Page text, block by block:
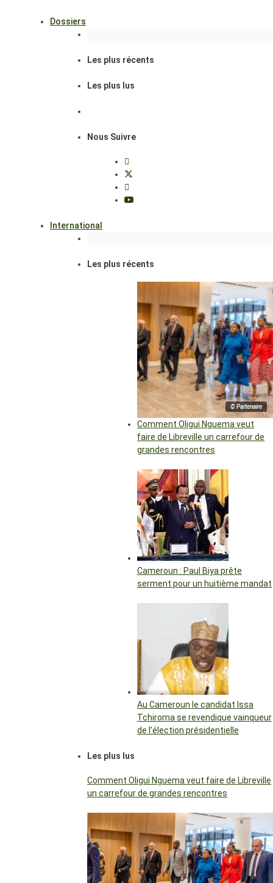
Dossiers
Les plus récents
Les plus lus
Nous Suivre
International
Les plus récents
© Partenaire
Comment Oligui Nguema veut
faire de Libreville un carrefour de
grandes rencontres
Cameroun : Paul Biya prête
serment pour un huitième mandat
Au Cameroun le candidat Issa
Tchiroma se revendique vainqueur
de l’élection présidentielle
Les plus lus
Comment Oligui Nguema veut faire de Libreville
un carrefour de grandes rencontres